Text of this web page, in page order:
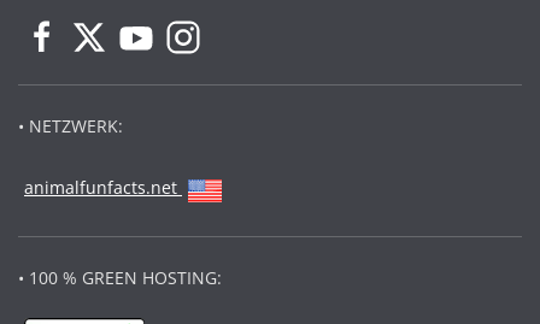
• NETZWERK:
animalfunfacts.net
• 100 % GREEN HOSTING: